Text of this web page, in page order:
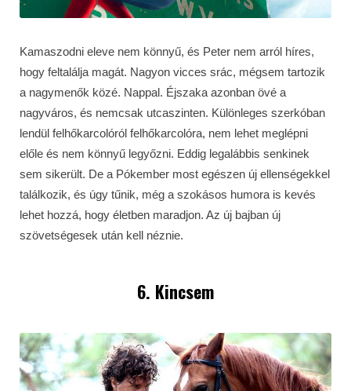
Kamaszodni eleve nem könnyű, és Peter nem arról híres,
hogy feltalálja magát. Nagyon vicces srác, mégsem tartozik
a nagymenők közé. Nappal. Éjszaka azonban övé a
nagyváros, és nemcsak utcaszinten. Különleges szerkóban
lendül felhőkarcolóról felhőkarcolóra, nem lehet meglépni
előle és nem könnyű legyőzni. Eddig legalábbis senkinek
sem sikerült. De a Pókember most egészen új ellenségekkel
találkozik, és úgy tűnik, még a szokásos humora is kevés
lehet hozzá, hogy életben maradjon. Az új bajban új
szövetségesek után kell néznie.
6. Kincsem